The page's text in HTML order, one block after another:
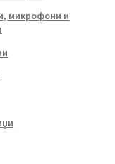
микрофони и